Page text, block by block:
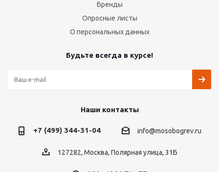
Бренды
Опросные листы
О персональных данных
Будьте всегда в курсе!
Наши контакты
+7 (499) 344-31-04 info@mosobogrev.ru
127282, Москва, Полярная улица, 31Б